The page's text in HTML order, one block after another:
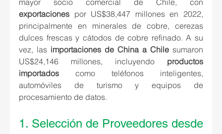
exportaciones por US$38,447 millones en 2022,
principalmente en minerales de cobre, cerezas
dulces frescas y cátodos de cobre refinado. A su
vez, las importaciones de China a Chile sumaron
US$24,146 millones, incluyendo productos
importados como teléfonos inteligentes,
automóviles de turismo y equipos de
procesamiento de datos.
1. Selección de Proveedores desde